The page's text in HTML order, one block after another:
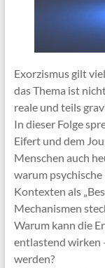
Exorzismus gilt
das Thema ist
reale und teils
In dieser Folge
Eifert und dem
Menschen auch
warum
Kontexten als
Mechanismen
Warum kann die
entlastend wirken
werden?